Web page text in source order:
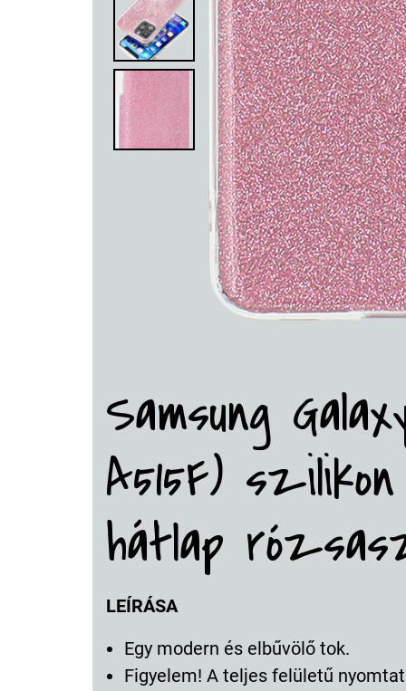
Samsung
A515F)
hátlap
LEÍRÁSA
Egy modern és elbűvölő tok.
Figyelem! A teljes felületű